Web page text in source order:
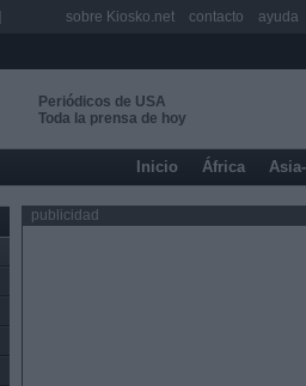
Periódicos de USA
Toda la prensa de hoy
Inicio África
publicidad
sobre Kiosko.net contacto ayuda